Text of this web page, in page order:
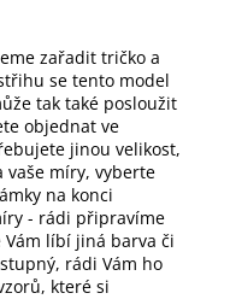
zařadit tričko a
se tento model
tak také posloužit
objednat ve
jinou velikost,
míry, vyberte
na konci
- rádi připravíme
Vám líbí jiná barva či
rádi Vám ho
které si